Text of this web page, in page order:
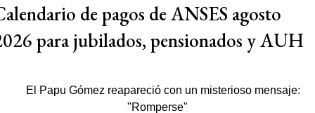
de pagos de ANSES agosto
para jubilados, pensionados y AUH